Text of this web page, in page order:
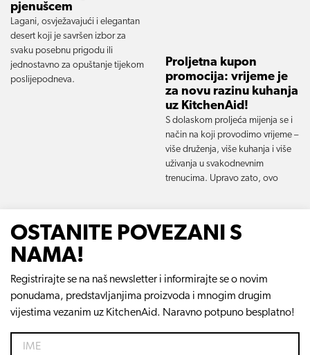
pjenušcem
Lagani, osvježavajući i elegantan
desert koji je savršen izbor za
svaku posebnu prigodu ili
jednostavno za opuštanje tijekom
poslijepodneva.
Proljetna kupon
promocija: vrijeme je
za novu razinu kuhanja
uz KitchenAid!
S dolaskom proljeća mijenja se i
način na koji provodimo vrijeme –
više druženja, više kuhanja i više
uživanja u svakodnevnim
trenucima. Upravo zato, ovo
OSTANITE POVEZANI S
NAMA!
Registrirajte se na naš newsletter i informirajte se o novim
ponudama, predstavljanjima proizvoda i mnogim drugim
vijestima vezanim uz KitchenAid. Naravno potpuno besplatno!